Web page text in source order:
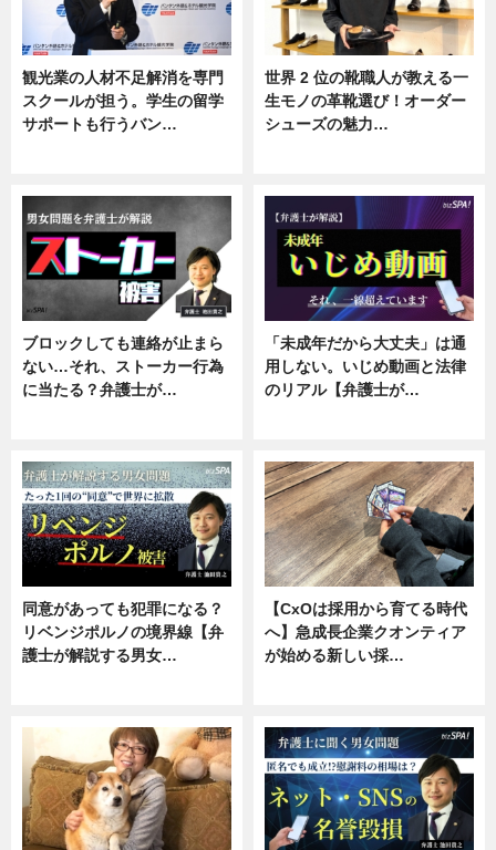
観光業の人材不足解消を専門
スクールが担う。学生の留学
サポートも行うバン…
世界 2 位の靴職人が教える一
生モノの革靴選び！オーダー
シューズの魅力…
ブロックしても連絡が止まら
ない…それ、ストーカー行為
に当たる？弁護士が…
「未成年だから大丈夫」は通
用しない。いじめ動画と法律
のリアル【弁護士が…
同意があっても犯罪になる？
リベンジポルノの境界線【弁
護士が解説する男女…
【CxOは採用から育てる時代
へ】急成長企業クオンティア
が始める新しい採…